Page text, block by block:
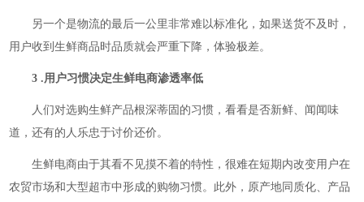
另一个是物流的最后一公里非常难以标准化，如果送货不及时，
用户收到生鲜商品时品质就会严重下降，体验极差。
3 .用户习惯决定生鲜电商渗透率低
人们对选购生鲜产品根深蒂固的习惯，看看是否新鲜、闻闻味
道，还有的人乐忠于讨价还价。
生鲜电商由于其看不见摸不着的特性，很难在短期内改变用户在
农贸市场和大型超市中形成的购物习惯。此外，原产地同质化、产品